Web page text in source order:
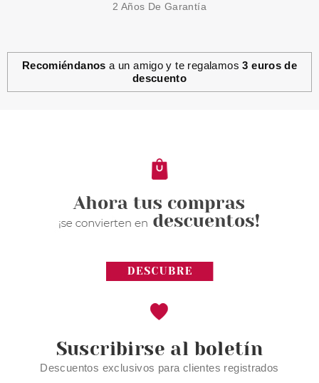
2 Años De Garantía
Recomiéndanos a un amigo y te regalamos3 euros de
descuento
Suscribirse al boletín
Descuentos exclusivos para clientes registrados